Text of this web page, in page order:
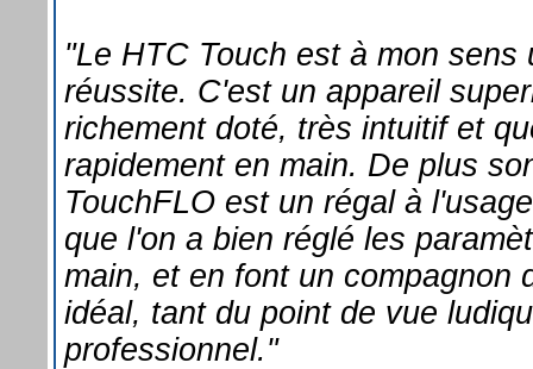
"Le HTC Touch est à mon sens
réussite. C'est un appareil
richement doté, très intuitif et
rapidement en main. De plus
TouchFLO est un régal à
que l'on a bien réglé les
main, et en font un compagnon
idéal, tant du point de vue
professionnel."